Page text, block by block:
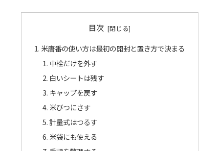
目次
米唐番の使い方は最初の開封と置き方で決まる
中栓だけを外す
白いシートは残す
キャップを戻す
米びつにさす
計量式はつるす
米袋にも使える